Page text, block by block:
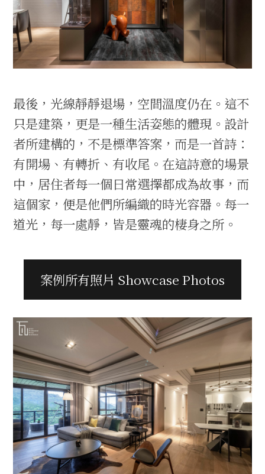
最後，光線靜靜退場，空間溫度仍在。這不
只是建築，更是一種生活姿態的體現。設計
者所建構的，不是標準答案，而是一首詩：
有開場、有轉折、有收尾。在這詩意的場景
中，居住者每一個日常選擇都成為故事，而
這個家，便是他們所編織的時光容器。每一
道光，每一處靜，皆是靈魂的棲身之所。
案例所有照片 Showcase Photos